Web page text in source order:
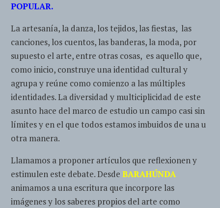
POPULAR.
La artesanía, la danza, los tejidos, las fiestas, las
canciones, los cuentos, las banderas, la moda, por
supuesto el arte, entre otras cosas, es aquello que,
como inicio, construye una identidad cultural y
agrupa y reúne como comienzo a las múltiples
identidades. La diversidad y multiciplicidad de este
asunto hace del marco de estudio un campo casi sin
límites y en el que todos estamos imbuidos de una u
otra manera.
Llamamos a proponer artículos que reflexionen y
estimulen este debate. DesdeBARAHÚNDA
animamos a una escritura que incorpore las
imágenes y los saberes propios del arte como